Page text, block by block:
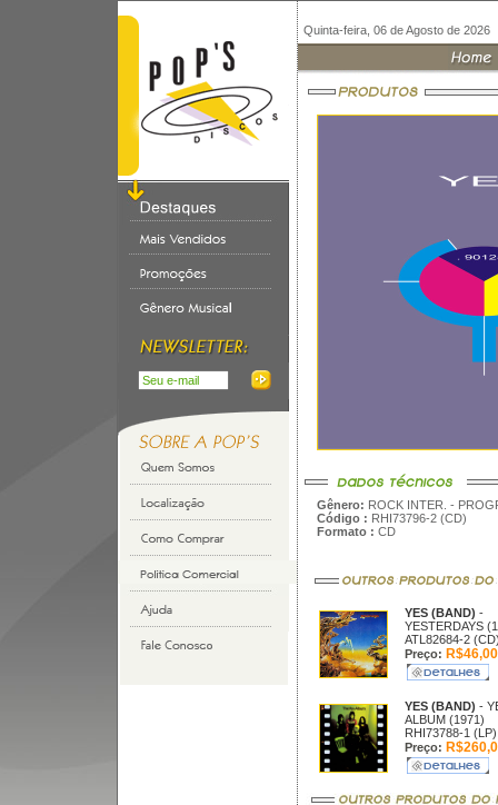
Quinta-feira, 06 de Agosto de 2026
Gênero: ROCK INTER. -
Código : RHI73796-2 (CD)
Formato : CD
YES (BAND) -
YESTERDAYS
ATL82684-2
Preço: R$46,00
YES (BAND) -
ALBUM (1971)
RHI73788-1 (LP)
Preço: